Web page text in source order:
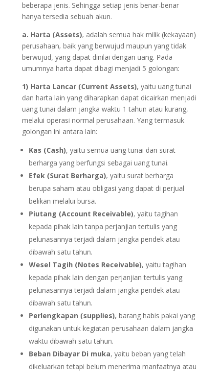
beberapa jenis. Sehingga setiap jenis benar-benar
hanya tersedia sebuah akun.
a. Harta (Assets), adalah semua hak milik (kekayaan)
perusahaan, baik yang berwujud maupun yang tidak
berwujud, yang dapat dinilai dengan uang. Pada
umumnya harta dapat dibagi menjadi 5 golongan:
1) Harta Lancar (Current Assets), yaitu uang tunai
dan harta lain yang diharapkan dapat dicairkan menjadi
uang tunai dalam jangka waktu 1 tahun atau kurang,
melalui operasi normal perusahaan. Yang termasuk
golongan ini antara lain:
Kas (Cash), yaitu semua uang tunai dan surat
berharga yang berfungsi sebagai uang tunai.
Efek (Surat Berharga), yaitu surat berharga
berupa saham atau obligasi yang dapat di perjual
belikan melalui bursa.
Piutang (Account Receivable), yaitu tagihan
kepada pihak lain tanpa perjanjian tertulis yang
pelunasannya terjadi dalam jangka pendek atau
dibawah satu tahun.
Wesel Tagih (Notes Receivable), yaitu tagihan
kepada pihak lain dengan perjanjian tertulis yang
pelunasannya terjadi dalam jangka pendek atau
dibawah satu tahun.
Perlengkapan (supplies), barang habis pakai yang
digunakan untuk kegiatan perusahaan dalam jangka
waktu dibawah satu tahun.
Beban Dibayar Di muka, yaitu beban yang telah
dikeluarkan tetapi belum menerima manfaatnya atau